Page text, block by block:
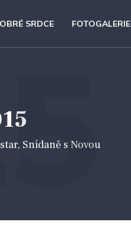
SRDCE FOTOGALERIE
Snídaně s Novou